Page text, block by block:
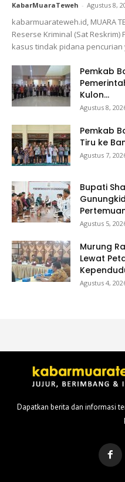
KabarMuaraTeweh - Agustus 8,
kabarmuarateweh.id, MUARA
Reserse Kriminal (Sat
kasus tindak pidana pencurian
Pemkab
Kulon...
Agustus 8,
Pemkab
Tiru ke
Agustus 7,
Bupati
Agustus 5,
Murung
Lewat
Agustus 4,
Dapatkan berita dan informasi